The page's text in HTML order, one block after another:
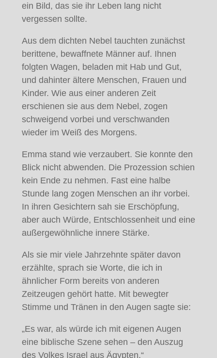
ein Bild, das sie ihr Leben lang nicht
vergessen sollte.
Aus dem dichten Nebel tauchten zunächst
berittene, bewaffnete Männer auf. Ihnen
folgten Wagen, beladen mit Hab und Gut,
und dahinter ältere Menschen, Frauen und
Kinder. Wie aus einer anderen Zeit
erschienen sie aus dem Nebel, zogen
schweigend vorbei und verschwanden
wieder im Weiß des Morgens.
Emma stand wie verzaubert. Sie konnte den
Blick nicht abwenden. Die Prozession schien
kein Ende zu nehmen. Fast eine halbe
Stunde lang zogen Menschen an ihr vorbei.
In ihren Gesichtern sah sie Erschöpfung,
aber auch Würde, Entschlossenheit und eine
außergewöhnliche innere Stärke.
Als sie mir viele Jahrzehnte später davon
erzählte, sprach sie Worte, die ich in
ähnlicher Form bereits von anderen
Zeitzeugen gehört hatte. Mit bewegter
Stimme und Tränen in den Augen sagte sie:
„Es war, als würde ich mit eigenen Augen
eine biblische Szene sehen – den Auszug
des Volkes Israel aus Ägypten.“